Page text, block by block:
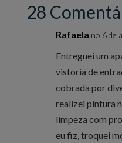
28
Rafaela no 6 de
Entreguei um
vistoria de
cobrada por
realizei pintura
limpeza com
eu fiz, troquei